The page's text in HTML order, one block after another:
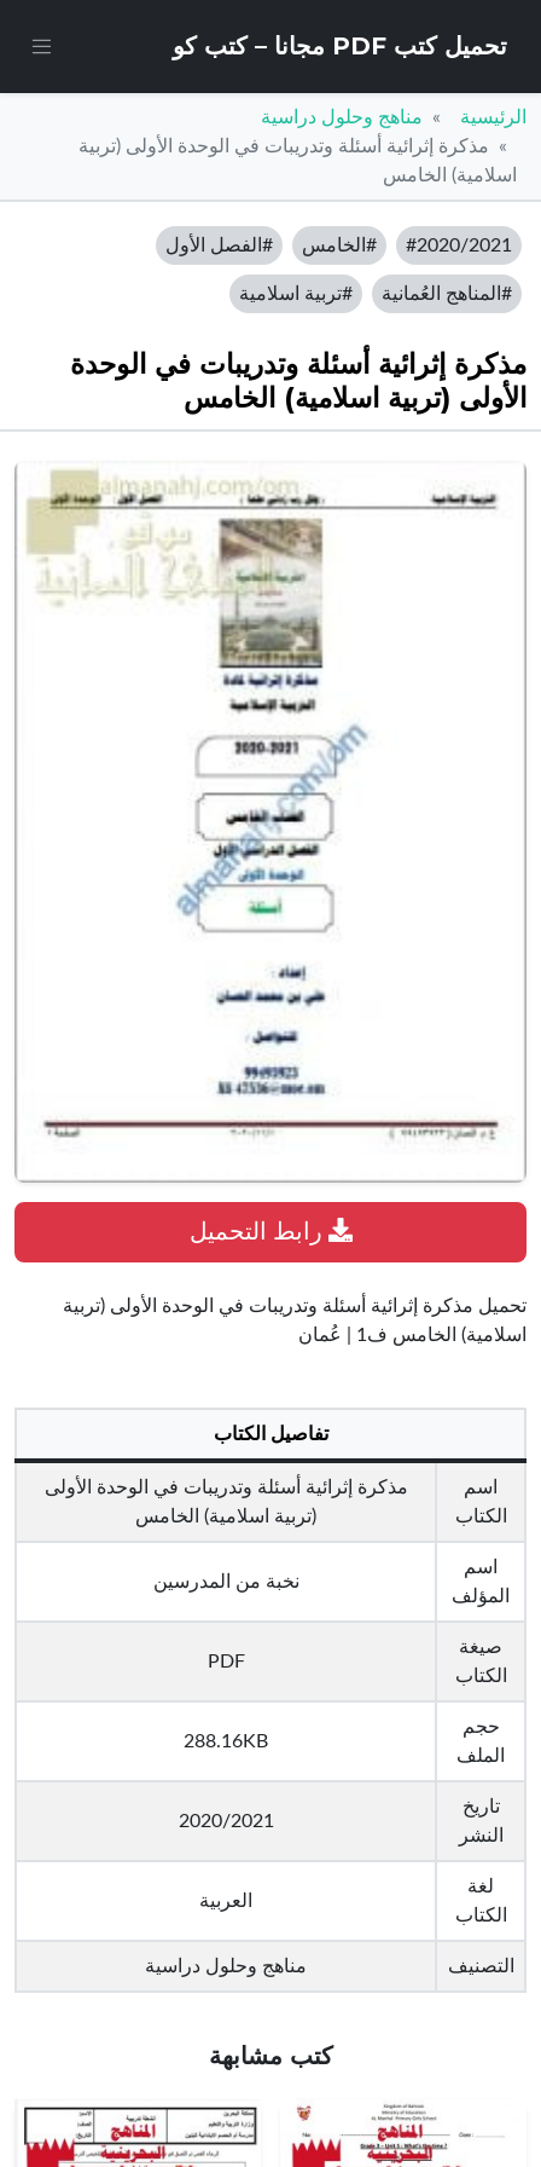
تحميل كتب PDF مجانا – كتب كو
الرئيسية
مناهج وحلول دراسية
مذكرة إثرائية أسئلة وتدريبات في الوحدة الأولى (تربية
اسلامية) الخامس
#2020/2021 #الخامس #الفصل الأول
#المناهج العُمانية #تربية اسلامية
مذكرة إثرائية أسئلة وتدريبات في الوحدة
الأولى (تربية اسلامية) الخامس
تحميل مذكرة إثرائية أسئلة وتدريبات في الوحدة الأولى (تربية
اسلامية) الخامس ف1 | عُمان
تفاصيل الكتاب
اسم
الكتاب
مذكرة إثرائية أسئلة وتدريبات في الوحدة الأولى
(تربية اسلامية) الخامس
اسم
المؤلف
نخبة من المدرسين
صيغة
الكتاب
PDF
حجم
الملف
288.16KB
تاريخ
النشر
2020/2021
لغة
الكتاب
العربية
التصنيف مناهج وحلول دراسية
كتب مشابهة